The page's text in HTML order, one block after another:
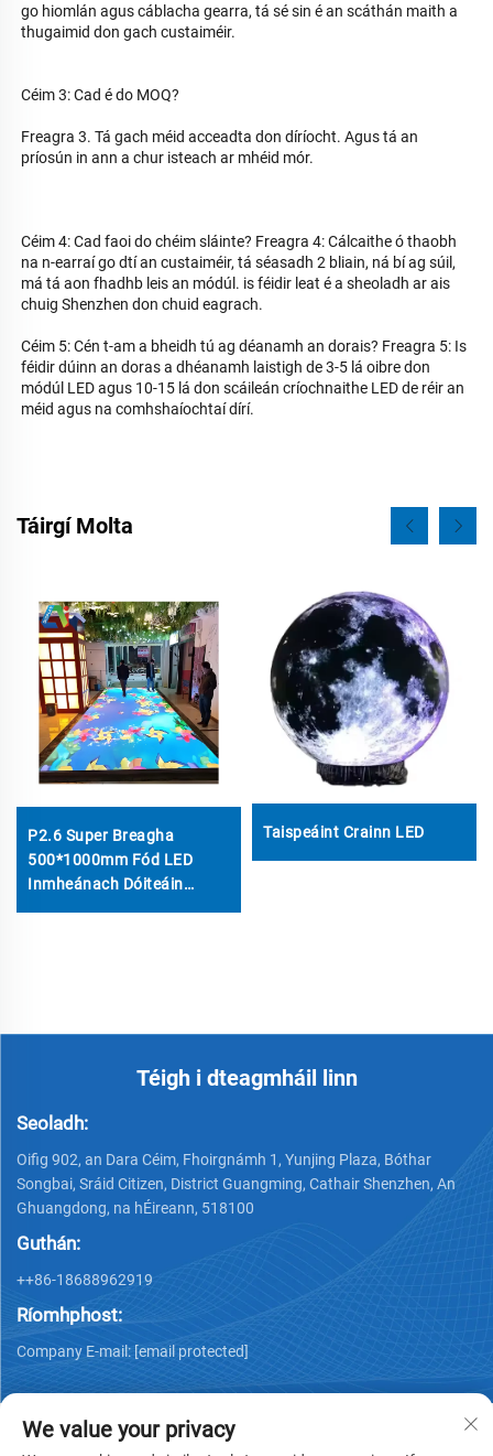
go hiomlán agus cáblacha gearra, tá sé sin é an scáthán maith a
thugaimid don gach custaiméir.
Céim 3: Cad é do MOQ?
Freagra 3. Tá gach méid acceadta don díríocht. Agus tá an
príosún in ann a chur isteach ar mhéid mór.
Céim 4: Cad faoi do chéim sláinte? Freagra 4: Cálcaithe ó thaobh
na n-earraí go dtí an custaiméir, tá séasadh 2 bliain, ná bí ag súil,
má tá aon fhadhb leis an módúl. is féidir leat é a sheoladh ar ais
chuig Shenzhen don chuid eagrach.
Céim 5: Cén t-am a bheidh tú ag déanamh an dorais? Freagra 5: Is
féidir dúinn an doras a dhéanamh laistigh de 3-5 lá oibre don
módúl LED agus 10-15 lá don scáileán críochnaithe LED de réir an
méid agus na comhshaíochtaí dírí.
Táirgí Molta
P2.6 Super Breagha
500*1000mm Fód LED
Inmheánach Dóiteáin
Taispeáint Crainn LED
Téigh i dteagmháil linn
Seoladh:
Oifig 902, an Dara Céim, Fhoirgnámh 1, Yunjing Plaza, Bóthar
Songbai, Sráid Citizen, District Guangming, Cathair Shenzhen, An
Ghuangdong, na hÉireann, 518100
Guthán:
++86-18688962919
Ríomhphost:
Company E-mail: [email protected]
We value your privacy